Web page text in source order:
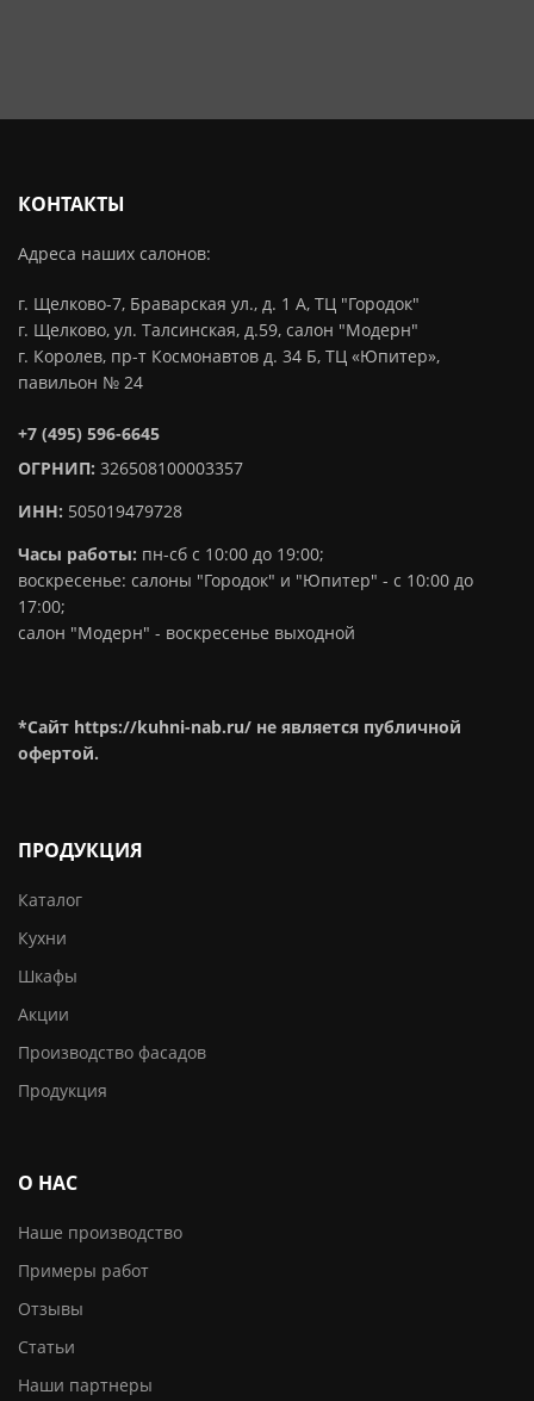
КОНТАКТЫ
Адреса наших салонов:
г. Щелково-7, Браварская ул., д. 1 А, ТЦ "Городок"
г. Щелково, ул. Талсинская, д.59, салон "Модерн"
г. Королев, пр-т Космонавтов д. 34 Б, ТЦ «Юпитер»,
павильон № 24
+7 (495) 596-6645
ОГРНИП: 326508100003357
ИНН: 505019479728
Часы работы: пн-сб с 10:00 до 19:00;
воскресенье: салоны "Городок" и "Юпитер" - с 10:00 до
17:00;
салон "Модерн" - воскресенье выходной
*Сайт https://kuhni-nab.ru/ не является публичной
офертой.
ПРОДУКЦИЯ
Каталог
Кухни
Шкафы
Акции
Производство фасадов
Продукция
О НАС
Наше производство
Примеры работ
Отзывы
Статьи
Наши партнеры